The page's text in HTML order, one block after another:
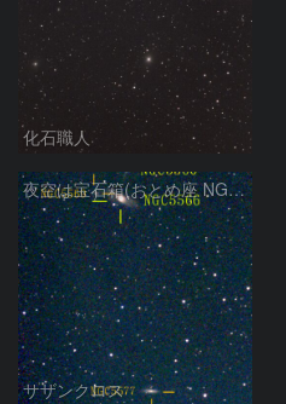
化石職人
夜空は宝石箱(おとめ座 NGC5566) Seestar50
サザンクロス